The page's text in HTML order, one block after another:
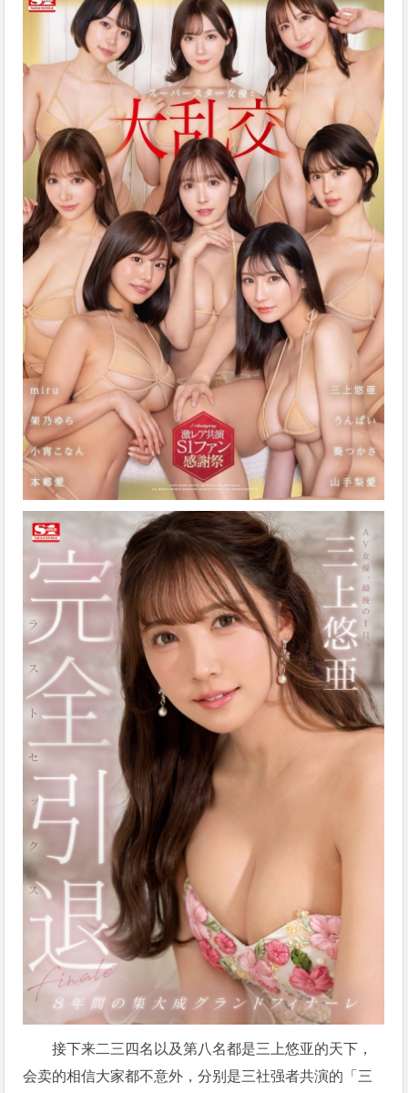
接下来二三四名以及第八名都是三上悠亚的天下，
会卖的相信大家都不意外，分别是三社强者共演的「三